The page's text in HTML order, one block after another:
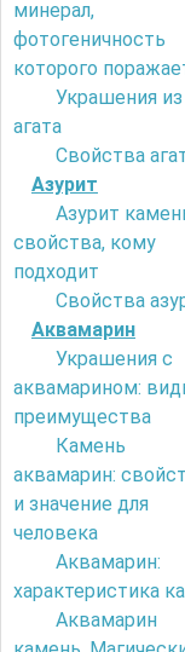
минерал,
фотогеничность
которого
Украшения из
агата
Свойства
Азурит
Азурит
свойства, кому
подходит
Свойства
Аквамарин
Украшения с
аквамарином:
преимущества
Камень
аквамарин:
и значение для
человека
Аквамарин:
характеристика
Аквамарин